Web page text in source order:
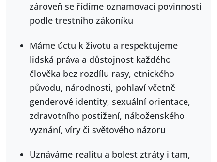
zároveň se řídíme oznamovací povinností
podle trestního zákoníku
Máme úctu k životu a respektujeme
lidská práva a důstojnost každého
člověka bez rozdílu rasy, etnického
původu, národnosti, pohlaví včetně
genderové identity, sexuální orientace,
zdravotního postižení, náboženského
vyznání, víry či světového názoru
Uznáváme realitu a bolest ztráty i tam,